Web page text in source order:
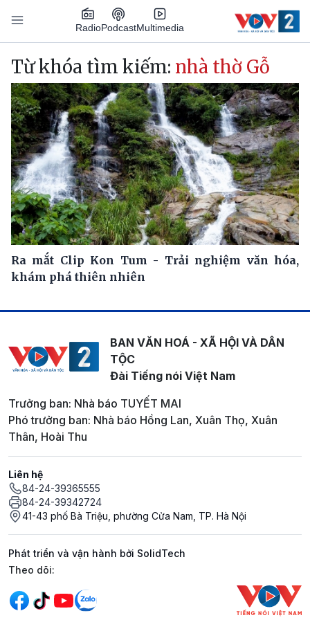
Nhảy đến nội dung
RadioPodcastMultimedia
Main navigation
Từ khóa tìm kiếm: nhà thờ Gỗ
Ra mắt Clip Kon Tum - Trải nghiệm văn hóa,
khám phá thiên nhiên
BAN VĂN HOÁ - XÃ HỘI VÀ DÂN
TỘC
Đài Tiếng nói Việt Nam
Trưởng ban: Nhà báo TUYẾT MAI
Phó trưởng ban: Nhà báo Hồng Lan, Xuân Thọ, Xuân
Thân, Hoài Thu
Liên hệ
84-24-39365555
84-24-39342724
41-43 phố Bà Triệu, phường Cửa Nam, TP. Hà Nội
Phát triển và vận hành bởi SolidTech
Mạng xã hội
Theo dõi: